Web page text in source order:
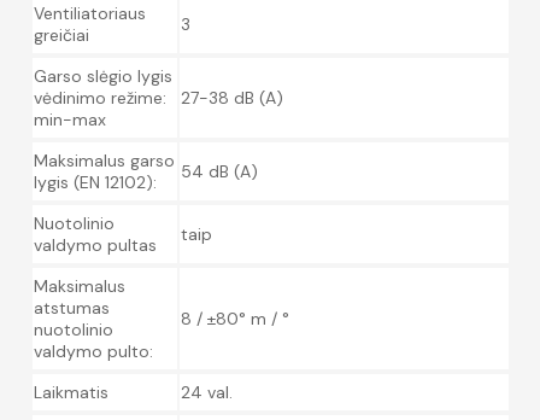
Ventiliatoriaus
greičiai
3
Garso slėgio lygis
vėdinimo režime:
min-max
27-38 dB (A)
Maksimalus garso
lygis (EN 12102):
54 dB (A)
Nuotolinio
valdymo pultas
taip
Maksimalus
atstumas
nuotolinio
valdymo pulto:
8 / ±80° m / °
Laikmatis
24 val.